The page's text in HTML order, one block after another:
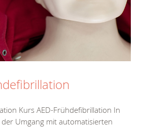
Kurs AED-Frühdefibrillation In
Umgang mit automatisierten